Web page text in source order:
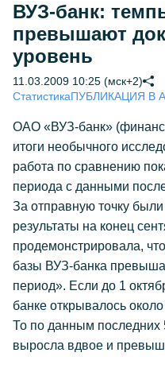
ВУЗ-банк:
превышают
уровень
11.03.2009 10:25 (мск+2)
СтатистикаПУБЛИКАЦИЯ В
ОАО «ВУЗ-банк»
итоги необычного
работа по сравнению
периода с данными
За отправную точку
результаты на конец
продемонстрировала,
базы ВУЗ-банка
период». Если до 1
банке открывалось
То по данным последних
выросла вдвое и